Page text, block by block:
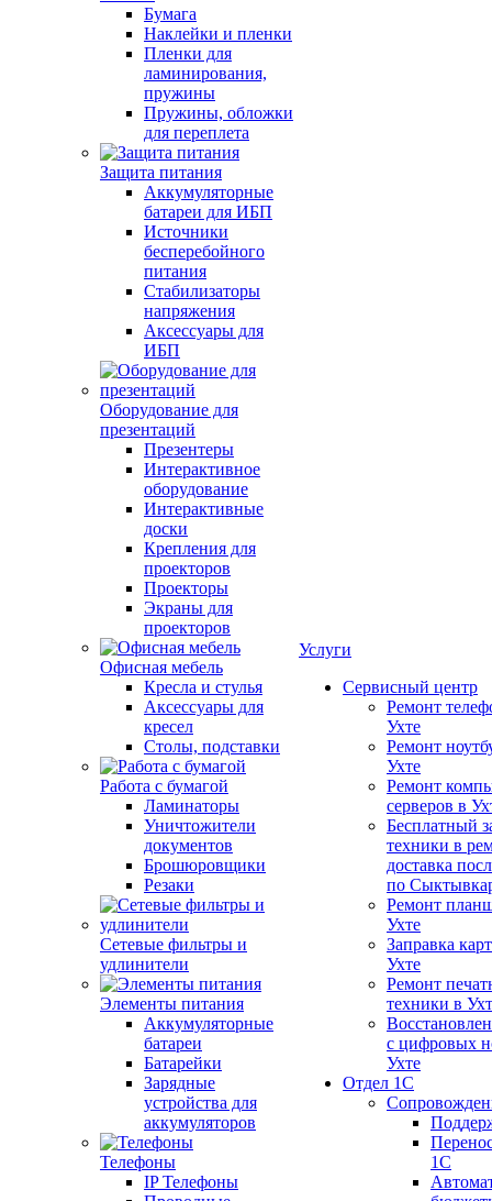
Бумага
Наклейки и пленки
Пленки для
ламинирования,
пружины
Пружины, обложки
для переплета
Защита питания
Аккумуляторные
батареи для ИБП
Источники
бесперебойного
питания
Стабилизаторы
напряжения
Аксессуары для
ИБП
Оборудование для
презентаций
Презентеры
Интерактивное
оборудование
Интерактивные
доски
Крепления для
проекторов
Проекторы
Экраны для
проекторов
Офисная мебель
Кресла и стулья
Аксессуары для
кресел
Столы, подставки
Работа с бумагой
Ламинаторы
Уничтожители
документов
Брошюровщики
Резаки
Сетевые фильтры и
удлинители
Элементы питания
Аккумуляторные
батареи
Батарейки
Зарядные
устройства для
аккумуляторов
Телефоны
IP Телефоны
Услуги
Сервисный центр
Ремонт
Ухте
Ремонт
Ухте
Ремонт
серверов в
Бесплатный
техники в
доставка
по
Ремонт
Ухте
Заправка
Ухте
Ремонт
техники в
с цифровых
Ухте
Отдел 1С
1С